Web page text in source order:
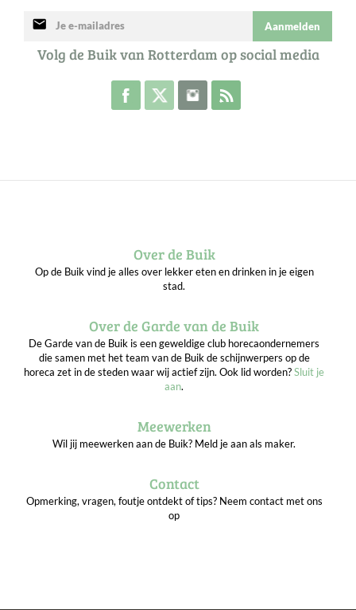
mail Aanmelden
Volg de Buik van Rotterdam op social media
Volg de Buik op Facebook
Volg de Buik op Twitter
Volg de Buik op Instagram
Over de Buik
Op de Buik vind je alles over lekker eten en drinken in je eigen
stad.
Over de Garde van de Buik
De Garde van de Buik is een geweldige club horecaondernemers
die samen met het team van de Buik de schijnwerpers op de
horeca zet in de steden waar wij actief zijn. Ook lid worden?Sluit je
aan.
Meewerken
Wil jij meewerken aan de Buik? Meld je aan als maker.
Contact
Opmerking, vragen, foutje ontdekt of tips? Neem contact met ons
op